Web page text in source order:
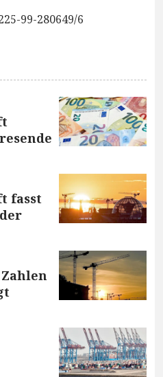
99-280649/6
fasst